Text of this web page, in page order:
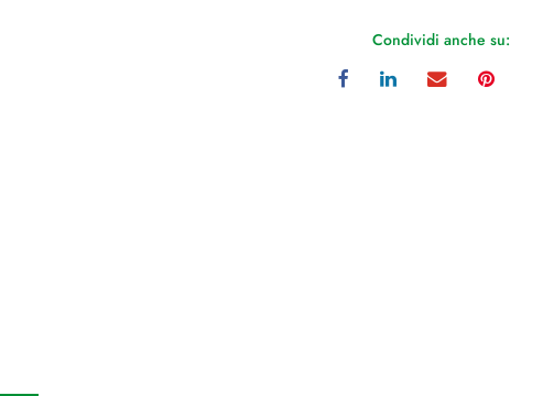
Condividi anche su: